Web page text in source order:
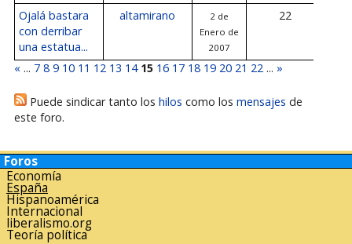
Ojalá bastara
con derribar
una estatua...
altamirano
2 de
Enero de
2007
22
« ... 7 8 9 10 11 12 13 14 15 16 17 18 19 20 21 22... »
Puede sindicar tanto los hilos como los mensajes de
este foro.
Foros
Economía
España
Hispanoamérica
Internacional
liberalismo.org
Teoría política